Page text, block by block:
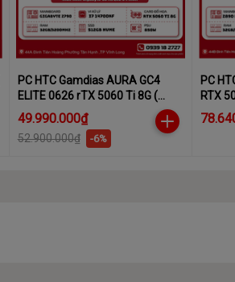
PC HTC Gamdias AURA GC4
ELITE 0626 rTX 5060 Ti 8G (
Z790, I7 14700KF, 32GB, 512GB,
RTX 5060Ti, 850W)
49.990.000₫
52.900.000₫ -6%
PC
RTX 5070Ti
265K, 32GB DDR5 6000MHz,